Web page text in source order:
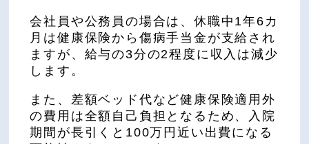
会社員や公務員の場合は、休職中1年6カ
月は健康保険から傷病手当金が支給され
ますが、給与の3分の2程度に収入は減少
します。
また、差額ベッド代など健康保険適用外
の費用は全額自己負担となるため、入院
期間が長引くと100万円近い出費になる